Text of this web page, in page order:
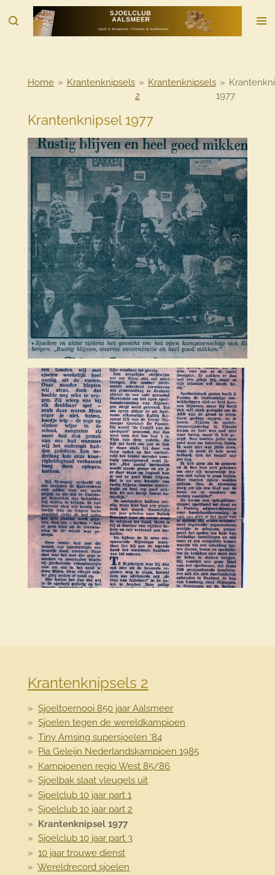
direct
Home » Krantenknipsels » Krantenknipsels
2
»
1977
Krantenknipsel 1977
Krantenknipsels 2
Sjoeltoernooi 850 jaar Aalsmeer
Sjoelen tegen de wereldkampioen
Tiny Amsing supersjoelen '84
Pia Geleijn Nederlandskampioen 1985
Kampioenen regio West 85/86
Sjoelbak slaat vleugels uit
Sjoelclub 10 jaar part 1
Sjoelclub 10 jaar part 2
Krantenknipsel 1977
Sjoelclub 10 jaar part 3
10 jaar trouwe dienst
Wereldrecord sjoelen